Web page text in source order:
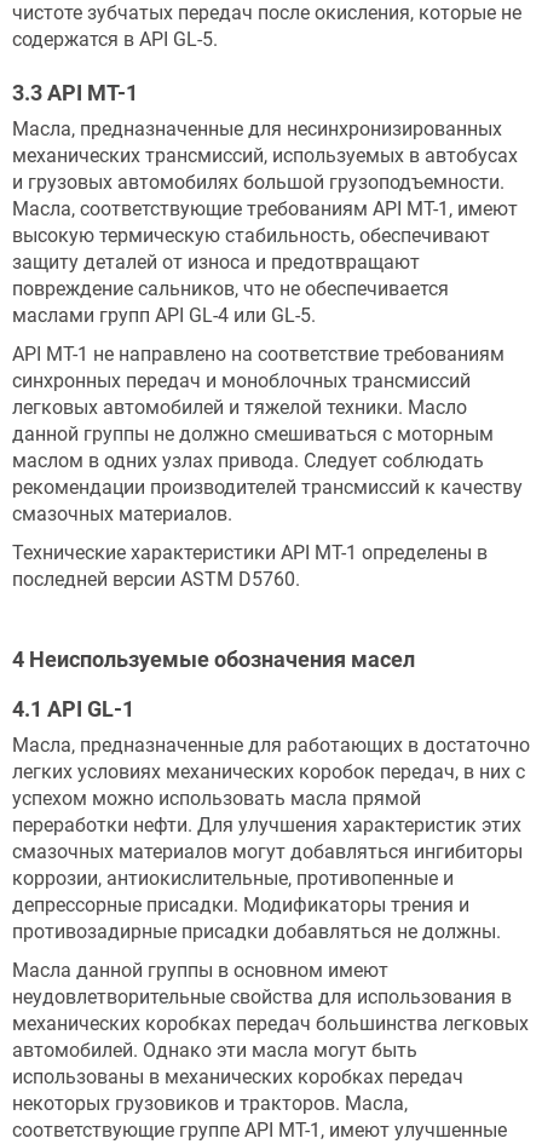
чистоте зубчатых передач после окисления, которые не
содержатся в API GL-5.
3.3 API MT-1
Масла, предназначенные для несинхронизированных
механических трансмиссий, используемых в автобусах
и грузовых автомобилях большой грузоподъемности.
Масла, соответствующие требованиям API MT-1, имеют
высокую термическую стабильность, обеспечивают
защиту деталей от износа и предотвращают
повреждение сальников, что не обеспечивается
маслами групп API GL-4 или GL-5.
API MT-1 не направлено на соответствие требованиям
синхронных передач и моноблочных трансмиссий
легковых автомобилей и тяжелой техники. Масло
данной группы не должно смешиваться с моторным
маслом в одних узлах привода. Следует соблюдать
рекомендации производителей трансмиссий к качеству
смазочных материалов.
Технические характеристики API MT-1 определены в
последней версии ASTM D5760.
4 Неиспользуемые обозначения масел
4.1 API GL-1
Масла, предназначенные для работающих в достаточно
легких условиях механических коробок передач, в них с
успехом можно использовать масла прямой
переработки нефти. Для улучшения характеристик этих
смазочных материалов могут добавляться ингибиторы
коррозии, антиокислительные, противопенные и
депрессорные присадки. Модификаторы трения и
противозадирные присадки добавляться не должны.
Масла данной группы в основном имеют
неудовлетворительные свойства для использования в
механических коробках передач большинства легковых
автомобилей. Однако эти масла могут быть
использованы в механических коробках передач
некоторых грузовиков и тракторов. Масла,
соответствующие группе API MT-1, имеют улучшенные